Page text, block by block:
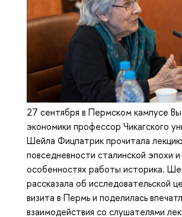
27 сентября в Пермском кампусе
экономики профессор Чикагского
Шейла Фицпатрик прочитала
повседневности сталинской эпохи
особенностях работы историка.
рассказала об исследовательской
визита в Пермь и поделилась
взаимодействия со слушателями